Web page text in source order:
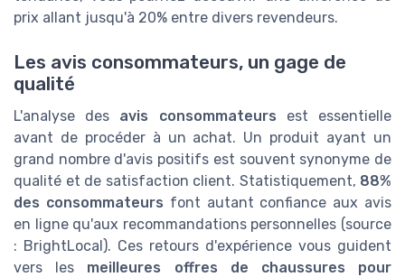
prix allant jusqu'à 20% entre divers revendeurs.
Les avis consommateurs, un gage de
qualité
L'analyse des avis consommateurs est essentielle
avant de procéder à un achat. Un produit ayant un
grand nombre d'avis positifs est souvent synonyme de
qualité et de satisfaction client. Statistiquement, 88%
des consommateurs font autant confiance aux avis
en ligne qu'aux recommandations personnelles (source
: BrightLocal). Ces retours d'expérience vous guident
vers les meilleures offres de chaussures pour